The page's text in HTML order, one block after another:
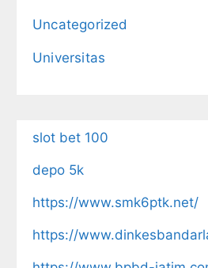
Uncategorized
Universitas
slot bet 100
depo 5k
https://www.smk6ptk.net/
https://